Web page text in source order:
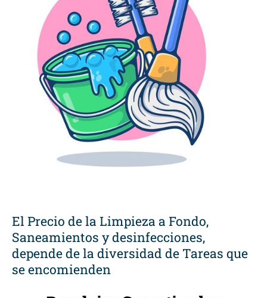
El Precio de la Limpieza a Fondo,
Saneamientos y desinfecciones,
depende de la diversidad de Tareas que
se encomienden